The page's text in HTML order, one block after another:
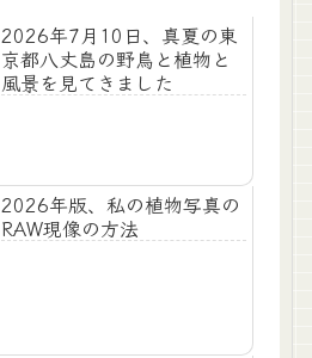
2026年7月10日、真夏の東
京都八丈島の野鳥と植物と
風景を見てきました
2026年版、私の植物写真の
RAW現像の方法